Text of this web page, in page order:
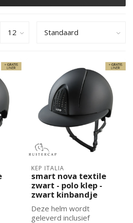
KEP ITALIA
smart nova textile
zwart - polo klep -
zwart kinbandje
Deze helm wordt
geleverd inclusief